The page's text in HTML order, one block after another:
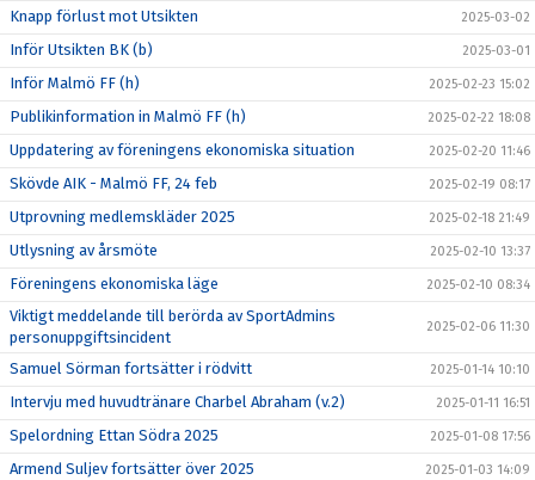
Knapp förlust mot Utsikten 2025-03-02
Inför Utsikten BK (b) 2025-03-01
Inför Malmö FF (h) 2025-02-23 15:02
Publikinformation in Malmö FF (h) 2025-02-22 18:08
Uppdatering av föreningens ekonomiska situation 2025-02-20 11:46
Skövde AIK - Malmö FF, 24 feb 2025-02-19 08:17
Utprovning medlemskläder 2025 2025-02-18 21:49
Utlysning av årsmöte 2025-02-10 13:37
Föreningens ekonomiska läge 2025-02-10 08:34
Viktigt meddelande till berörda av SportAdmins
personuppgiftsincident
2025-02-06 11:30
Samuel Sörman fortsätter i rödvitt 2025-01-14 10:10
Intervju med huvudtränare Charbel Abraham (v.2) 2025-01-11 16:51
Spelordning Ettan Södra 2025 2025-01-08 17:56
Armend Suljev fortsätter över 2025 2025-01-03 14:09